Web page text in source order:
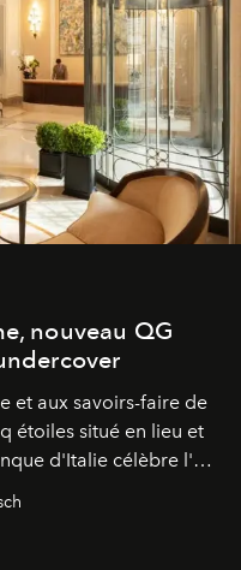
nouveau QG
et aux savoirs-faire de
étoiles situé en lieu et
d'Italie célèbre l'art
intemporelle.